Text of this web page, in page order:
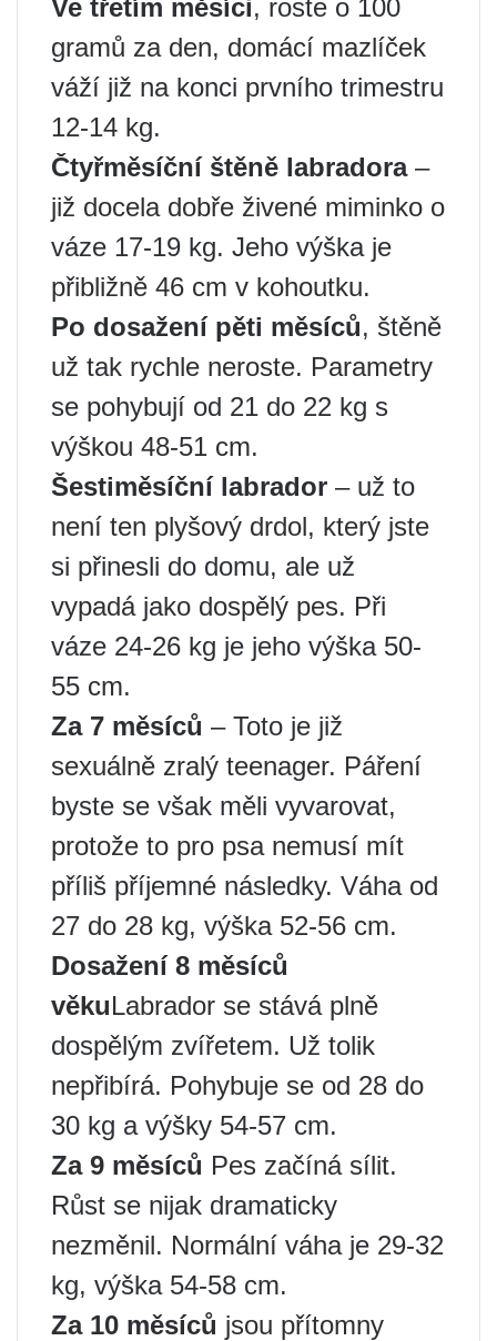
Ve třetím měsíci, roste o 100
gramů za den, domácí mazlíček
váží již na konci prvního trimestru
12-14 kg.
Čtyřměsíční štěně labradora–
již docela dobře živené miminko o
váze 17-19 kg. Jeho výška je
přibližně 46 cm v kohoutku.
Po dosažení pěti měsíců, štěně
už tak rychle neroste. Parametry
se pohybují od 21 do 22 kg s
výškou 48-51 cm.
Šestiměsíční labrador – už to
není ten plyšový drdol, který jste
si přinesli do domu, ale už
vypadá jako dospělý pes. Při
váze 24-26 kg je jeho výška 50-
55 cm.
Za 7 měsíců – Toto je již
sexuálně zralý teenager. Páření
byste se však měli vyvarovat,
protože to pro psa nemusí mít
příliš příjemné následky. Váha od
27 do 28 kg, výška 52-56 cm.
Dosažení 8 měsíců
věkuLabrador se stává plně
dospělým zvířetem. Už tolik
nepřibírá. Pohybuje se od 28 do
30 kg a výšky 54-57 cm.
Za 9 měsíců Pes začíná sílit.
Růst se nijak dramaticky
nezměnil. Normální váha je 29-32
kg, výška 54-58 cm.
Za 10 měsíců jsou přítomny